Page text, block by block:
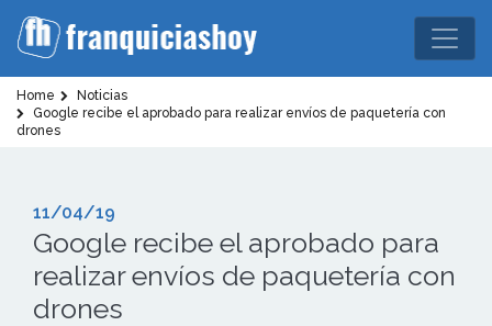
Home
Noticias
Google recibe el aprobado para realizar envíos de paquetería con
drones
11/04/19
Google recibe el aprobado para
realizar envíos de paquetería con
drones